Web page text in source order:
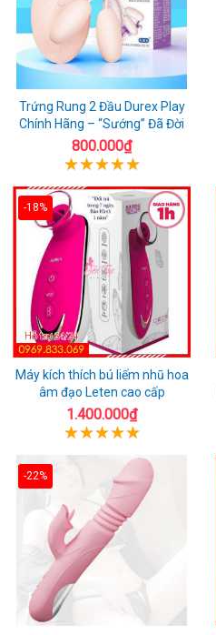
Trứng Rung 2 Đầu Durex Play
Chính Hãng – “Sướng” Đã Đời
800.000₫
-18%
Máy kích thích bú liếm nhũ hoa
âm đạo Leten cao cấp
1.400.000₫
-22%